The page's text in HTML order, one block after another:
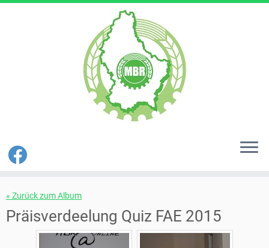
Inhalt
springen
« Zurück zum Album
Präisverdeelung Quiz FAE 2015